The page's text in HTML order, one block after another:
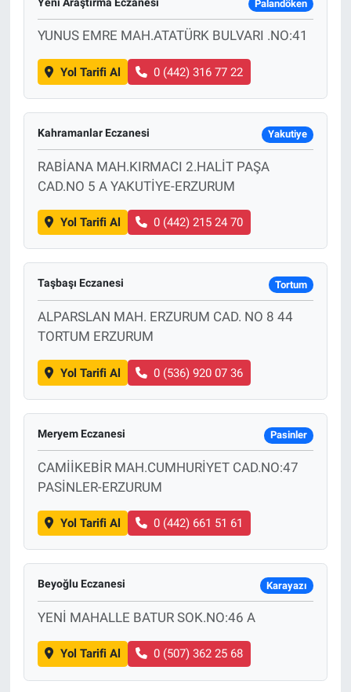
Palandöken
YUNUS EMRE MAH.ATATÜRK BULVARI .NO:41
Yol Tarifi Al 0 (442) 316 77 22
Kahramanlar Eczanesi Yakutiye
RABİANA MAH.KIRMACI 2.HALİT PAŞA
CAD.NO 5 A YAKUTİYE-ERZURUM
Yol Tarifi Al 0 (442) 215 24 70
Taşbaşı Eczanesi Tortum
ALPARSLAN MAH. ERZURUM CAD. NO 8 44
TORTUM ERZURUM
Yol Tarifi Al 0 (536) 920 07 36
Meryem Eczanesi Pasinler
CAMİİKEBİR MAH.CUMHURİYET CAD.NO:47
PASİNLER-ERZURUM
Yol Tarifi Al 0 (442) 661 51 61
Beyoğlu Eczanesi Karayazı
YENİ MAHALLE BATUR SOK.NO:46 A
Yol Tarifi Al 0 (507) 362 25 68